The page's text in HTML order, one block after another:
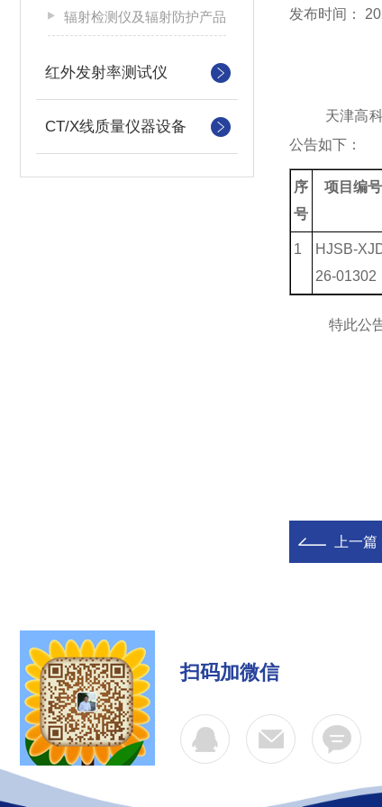
辐射检测仪及辐射防护产品
红外发射率测试仪
CT/X线质量仪器设备
发布时间：
天津高
公告如下：
序
号
项目编号
1
HJSB-
26-01302
特此公
上一篇
扫码加微信